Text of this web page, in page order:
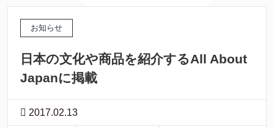
お知らせ
日本の文化や商品を紹介するAll About
Japanに掲載
2017.02.13